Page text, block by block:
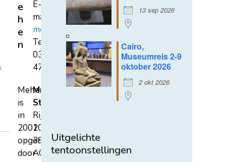
13 sep 2026
Cairo,
Museumreis 2-9
oktober 2026
2 okt 2026
Uitgelichte
tentoonstellingen
e
h
e
n
Mehen
is
in
2002
opgericht
door
E-
mail:
mehen@hetnet.nl
Tel.:
0318-
471689
Mehen
Studiecentrum
Rijksstraatweg
107A
3921
AC